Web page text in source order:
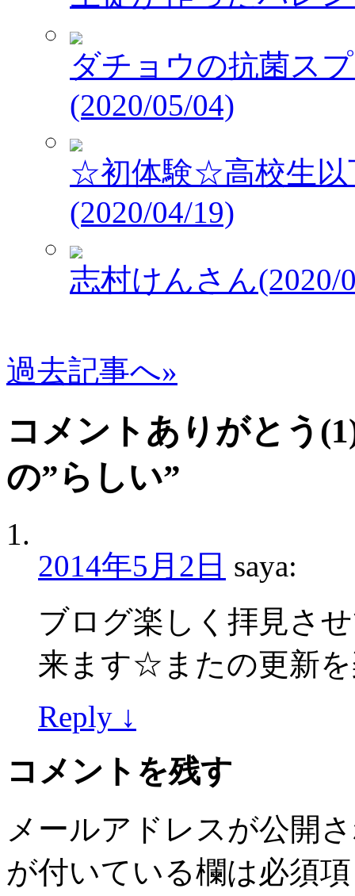
ダチョウの抗菌ス
(2020/05/04)
☆初体験☆高校生以
(2020/04/19)
志村けんさん(2020/
過去記事へ»
コメントありがとう
の”らしい”
2014年5月2日 saya:
ブログ楽しく拝見さ
来ます☆またの更新
Reply ↓
コメントを残す
メールアドレスが公開
が付いている欄は必須